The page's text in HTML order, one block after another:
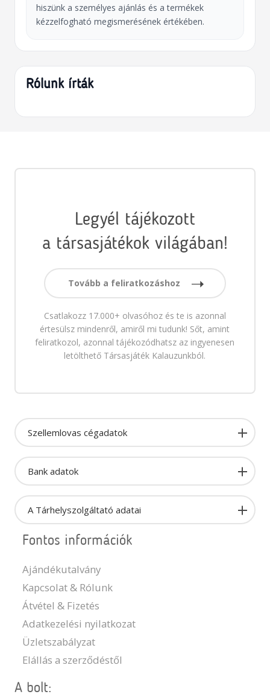
hiszünk a személyes ajánlás és a termékek
kézzelfogható megismerésének értékében.
Rólunk írták
Legyél tájékozott
a társasjátékok világában!
Tovább a feliratkozáshoz
Csatlakozz 17.000+ olvasóhoz és te is azonnal
értesülsz mindenről, amiről mi tudunk! Sőt, amint
feliratkozol, azonnal tájékozódhatsz az ingyenesen
letölthető Társasjáték Kalauzunkból.
Szellemlovas cégadatok
Bank adatok
A Tárhelyszolgáltató adatai
Fontos információk
Ajándékutalvány
Kapcsolat & Rólunk
Átvétel & Fizetés
Adatkezelési nyilatkozat
Üzletszabályzat
Elállás a szerződéstől
A bolt: